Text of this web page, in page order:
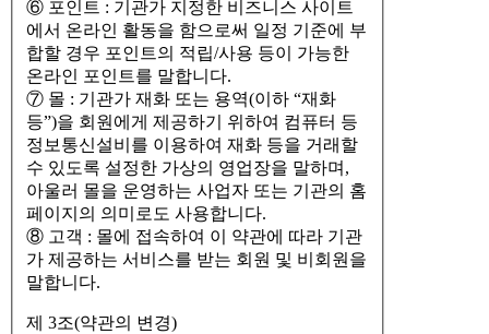
⑥ 포인트 : 기관가 지정한 비즈니스 사이트
에서 온라인 활동을 함으로써 일정 기준에 부
합할 경우 포인트의 적립/사용 등이 가능한
온라인 포인트를 말합니다.
⑦ 몰 : 기관가 재화 또는 용역(이하 “재화
등”)을 회원에게 제공하기 위하여 컴퓨터 등
정보통신설비를 이용하여 재화 등을 거래할
수 있도록 설정한 가상의 영업장을 말하며,
아울러 몰을 운영하는 사업자 또는 기관의 홈
페이지의 의미로도 사용합니다.
⑧ 고객 : 몰에 접속하여 이 약관에 따라 기관
가 제공하는 서비스를 받는 회원 및 비회원을
말합니다.
제 3조(약관의 변경)